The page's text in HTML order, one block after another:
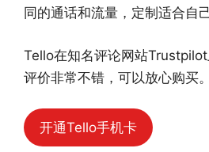
同的通话和流量，定制适合自
Tello在知名评论网站Trustpilot
评价非常不错，可以放心购买。
开通Tello手机卡